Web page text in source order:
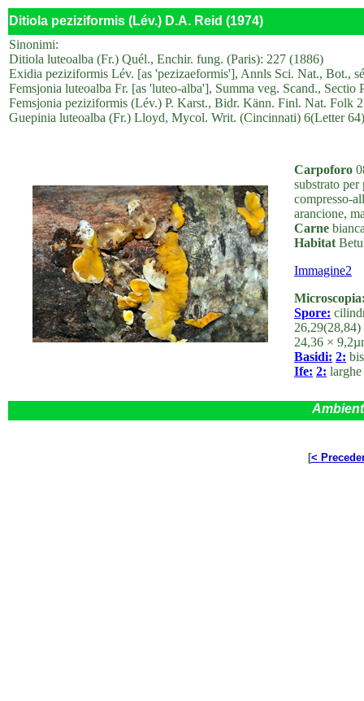
Ditiola peziziformis (Lév.) D.A. Reid (1974)
Sinonimi:
Ditiola luteoalba (Fr.) Quél., Enchir. fung. (Paris): 227 (1886)
Exidia peziziformis Lév. [as 'pezizaeformis'], Annls Sci. Nat., Bot.,
Femsjonia luteoalba Fr. [as 'luteo-alba'], Summa veg. Scand., Sectio
Femsjonia peziziformis (Lév.) P. Karst., Bidr. Känn. Finl. Nat. Folk
Guepinia luteoalba (Fr.) Lloyd, Mycol. Writ. (Cincinnati) 6(Letter
Carpoforo
substrato
compresso-
arancione,
Carne
Habitat
Immagine2
Spore:
24,36 ×
Basidi: 2:
Ife: 2:
[<